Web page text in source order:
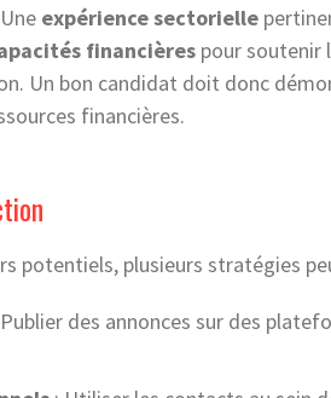
expérience sectorielle
financières pour soutenir
Un bon candidat doit donc
financières.
potentiels, plusieurs stratégies
des annonces sur des